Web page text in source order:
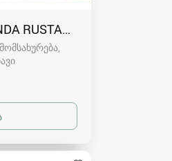
RUSTAVSHI - 591004680